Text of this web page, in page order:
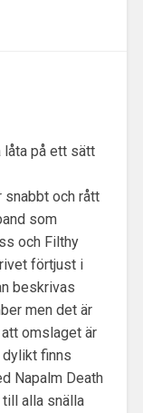
låta på ett sätt
snabbt och rått
som
och Filthy
förtjust i
beskrivas
men det är
omslaget är
finns
Napalm Death
alla snälla